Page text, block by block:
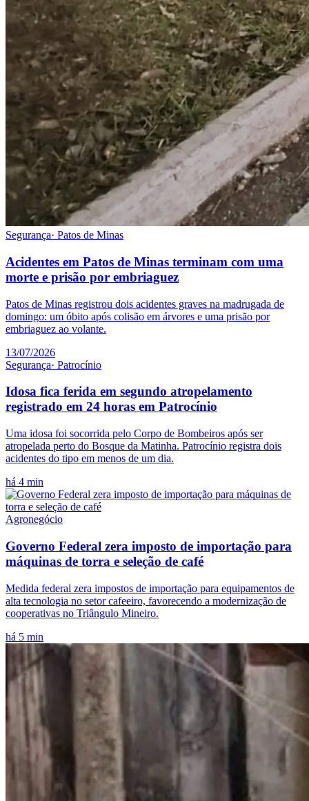
Segurança· Patos de Minas
Acidentes em Patos de Minas terminam com uma
morte e prisão por embriaguez
Patos de Minas registrou dois acidentes graves na madrugada de
domingo: um óbito após colisão em árvores e uma prisão por
embriaguez ao volante.
13/07/2026
Segurança· Patrocínio
Idosa fica ferida em segundo atropelamento
registrado em 24 horas em Patrocínio
Uma idosa foi socorrida pelo Corpo de Bombeiros após ser
atropelada perto do Bosque da Matinha. Patrocínio registra dois
acidentes do tipo em menos de um dia.
há 4 min
Agronegócio
Governo Federal zera imposto de importação para
máquinas de torra e seleção de café
Medida federal zera impostos de importação para equipamentos de
alta tecnologia no setor cafeeiro, favorecendo a modernização de
cooperativas no Triângulo Mineiro.
há 5 min